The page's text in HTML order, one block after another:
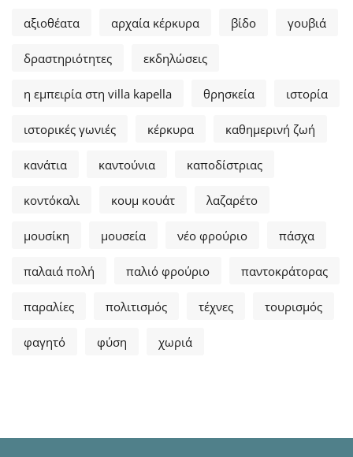
αξιοθέατα αρχαία κέρκυρα βίδο γουβιά
δραστηριότητες εκδηλώσεις
η εμπειρία στη villa kapella θρησκεία ιστορία
ιστορικές γωνιές κέρκυρα καθημερινή ζωή
κανάτια καντούνια καποδίστριας
κοντόκαλι κουμ κουάτ λαζαρέτο
μουσίκη μουσεία νέο φρούριο πάσχα
παλαιά πολή παλιό φρούριο παντοκράτορας
παραλίες πολιτισμός τέχνες τουρισμός
φαγητό φύση χωριά